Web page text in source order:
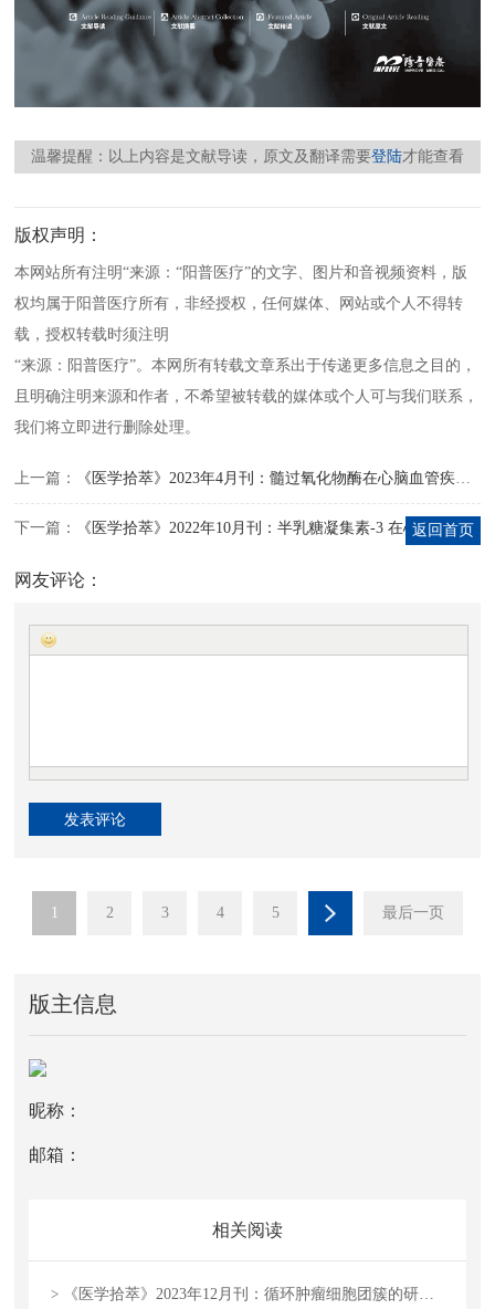
温馨提醒：以上内容是文献导读，原文及翻译需要登陆才能查看
版权声明：
本网站所有注明“来源：“阳普医疗”的文字、图片和音视频资料，版
权均属于阳普医疗所有，非经授权，任何媒体、网站或个人不得转
载，授权转载时须注明
“来源：阳普医疗”。本网所有转载文章系出于传递更多信息之目的，
且明确注明来源和作者，不希望被转载的媒体或个人可与我们联系，
我们将立即进行删除处理。
上一篇： 《医学拾萃》2023年4月刊：髓过氧化物酶在心脑血管疾病前瞻性诊断的临床价值
下一篇： 《医学拾萃》2022年10月刊：半乳糖凝集素-3 在心力衰竭预后上的研究进展
返回首页
网友评论：
1 2 3 4 5 最后一页
版主信息
昵称：
邮箱：
相关阅读
>《医学拾萃》2023年12月刊：循环肿瘤细胞团簇的研究进展